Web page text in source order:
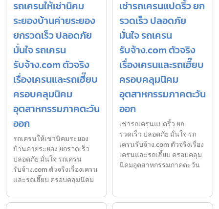
รถเครนให้เช่านิคม
ระยองบ้านค่ายระยอง
ยกรวดเร็ว ปลอดภัย
มั่นใจ รถเครน
รับจ้าง.com ตัวจริง
เรื่องเครนและรถเฮี๊ยบ
ครอบคลุมนิคม
อุตสาหกรรมภาคตะวัน
ออก
รถเครนให้เช่านิคมระยอง
บ้านค่ายระยอง ยกรวดเร็ว
ปลอดภัย มั่นใจ รถเครน
รับจ้าง.com ตัวจริงเรื่องเครน
และรถเฮี๊ยบ ครอบคลุมนิคม
เช่ารถเครนแปดริ้ว ยก
รวดเร็ว ปลอดภัย
มั่นใจ รถเครน
รับจ้าง.com ตัวจริง
เรื่องเครนและรถเฮี๊ยบ
ครอบคลุมนิคม
อุตสาหกรรมภาคตะวัน
ออก
เช่ารถเครนแปดริ้ว ยก
รวดเร็ว ปลอดภัย มั่นใจ รถ
เครนรับจ้าง.com ตัวจริงเรื่อง
เครนและรถเฮี๊ยบ ครอบคลุม
นิคมอุตสาหกรรมภาคตะวัน